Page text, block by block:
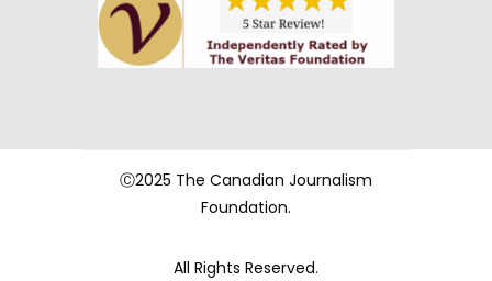
Ⓒ2025 The Canadian Journalism
Foundation.
All Rights Reserved.